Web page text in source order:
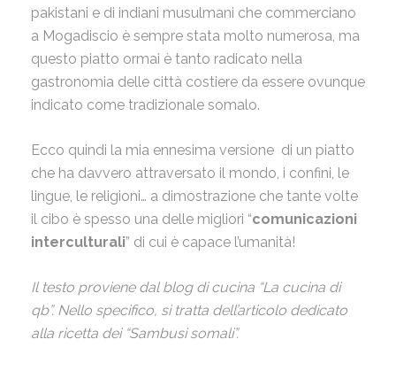
pakistani e di indiani musulmani che commerciano
a Mogadiscio è sempre stata molto numerosa, ma
questo piatto ormai è tanto radicato nella
gastronomia delle città costiere da essere ovunque
indicato come tradizionale somalo.
Ecco quindi la mia ennesima versione di un piatto
che ha davvero attraversato il mondo, i confini, le
lingue, le religioni… a dimostrazione che tante volte
il cibo è spesso una delle migliori “comunicazioni
interculturali” di cui è capace l’umanità!
Il testo proviene dal blog di cucina “La cucina di
qb”. Nello specifico, si tratta dell’articolo dedicato
alla ricetta dei “Sambusi somali”.